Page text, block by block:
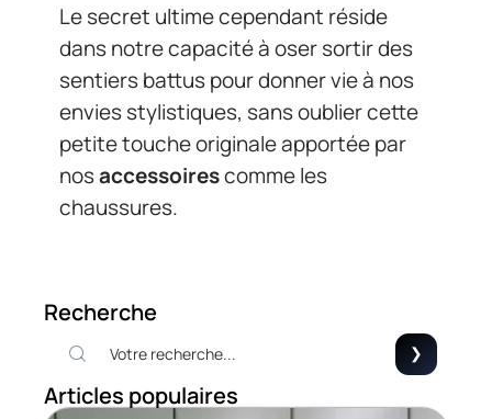
Le secret ultime cependant réside
dans notre capacité à oser sortir des
sentiers battus pour donner vie à nos
envies stylistiques, sans oublier cette
petite touche originale apportée par
nosaccessoirescomme les
chaussures.
Recherche
Articles populaires